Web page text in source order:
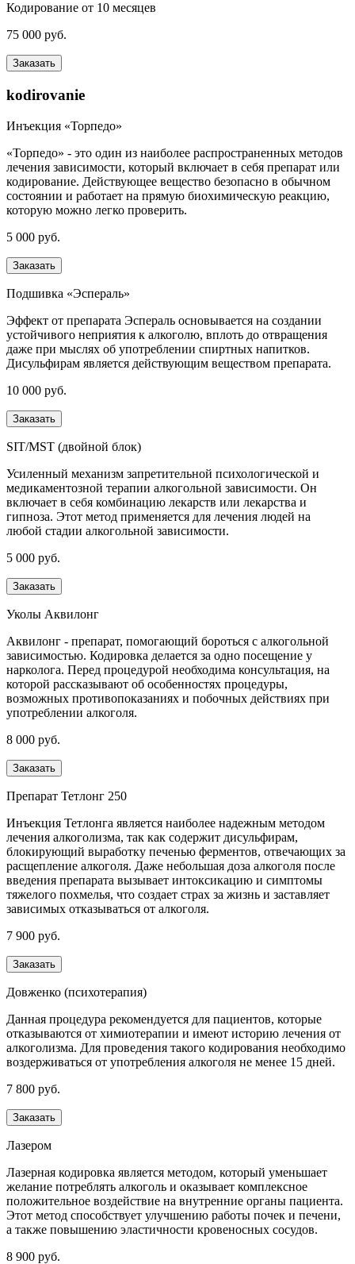
Кодирование от 10 месяцев
75 000 руб.
Заказать
kodirovanie
Инъекция «Торпедо»
«Торпедо» - это один из наиболее распространенных методов
лечения зависимости, который включает в себя препарат или
кодирование. Действующее вещество безопасно в обычном
состоянии и работает на прямую биохимическую реакцию,
которую можно легко проверить.
5 000 руб.
Заказать
Подшивка «Эспераль»
Эффект от препарата Эспераль основывается на создании
устойчивого неприятия к алкоголю, вплоть до отвращения
даже при мыслях об употреблении спиртных напитков.
Дисульфирам является действующим веществом препарата.
10 000 руб.
Заказать
SIT/MST (двойной блок)
Усиленный механизм запретительной психологической и
медикаментозной терапии алкогольной зависимости. Он
включает в себя комбинацию лекарств или лекарства и
гипноза. Этот метод применяется для лечения людей на
любой стадии алкогольной зависимости.
5 000 руб.
Заказать
Уколы Аквилонг
Аквилонг - препарат, помогающий бороться с алкогольной
зависимостью. Кодировка делается за одно посещение у
нарколога. Перед процедурой необходима консультация, на
которой рассказывают об особенностях процедуры,
возможных противопоказаниях и побочных действиях при
употреблении алкоголя.
8 000 руб.
Заказать
Препарат Тетлонг 250
Инъекция Тетлонга является наиболее надежным методом
лечения алкоголизма, так как содержит дисульфирам,
блокирующий выработку печенью ферментов, отвечающих за
расщепление алкоголя. Даже небольшая доза алкоголя после
введения препарата вызывает интоксикацию и симптомы
тяжелого похмелья, что создает страх за жизнь и заставляет
зависимых отказываться от алкоголя.
7 900 руб.
Заказать
Довженко (психотерапия)
Данная процедура рекомендуется для пациентов, которые
отказываются от химиотерапии и имеют историю лечения от
алкоголизма. Для проведения такого кодирования необходимо
воздерживаться от употребления алкоголя не менее 15 дней.
7 800 руб.
Заказать
Лазером
Лазерная кодировка является методом, который уменьшает
желание потреблять алкоголь и оказывает комплексное
положительное воздействие на внутренние органы пациента.
Этот метод способствует улучшению работы почек и печени,
а также повышению эластичности кровеносных сосудов.
8 900 руб.